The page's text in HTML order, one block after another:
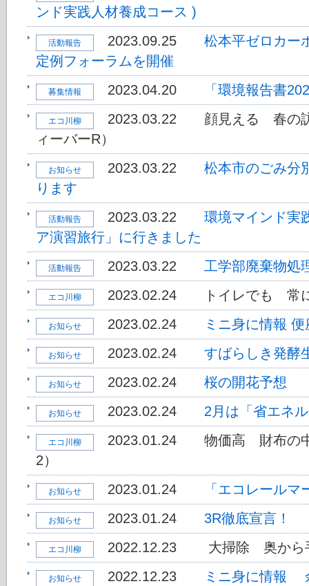
ンド実践人材養成コース )
活動報告 2023.09.25 松本平ゼロカ
定例フォーラムを開催
募集情報 2023.04.20 「環境報告書
エコ川柳 2023.03.22 顔見える 春の
ィーバーR）
お知らせ 2023.03.22 松本市のごみ分
ります
活動報告 2023.03.22 環境マインド実
ア演習旅行」に行きました
活動報告 2023.03.22 工学部廃棄物処
エコ川柳 2023.02.24 トイレでも
お知らせ 2023.02.24 ミニ身に情報
お知らせ 2023.02.24 すばらしき発酵
お知らせ 2023.02.24 桜の開花予想
お知らせ 2023.02.24 2月は「省エネ
エコ川柳 2023.01.24 物価高 財布の
2）
お知らせ 2023.01.24 「エコレール
お知らせ 2023.01.24 3R徹底宣言！
エコ川柳 2022.12.23 大掃除 奥か
お知らせ 2022.12.23
ミニ身に情報